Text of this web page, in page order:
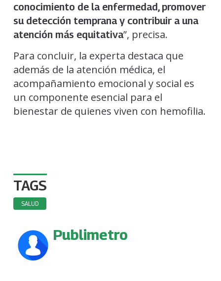
conocimiento de la enfermedad, promover
su detección temprana y contribuir a una
atención más equitativa”, precisa.
Para concluir, la experta destaca que
además de la atención médica, el
acompañamiento emocional y social es
un componente esencial para el
bienestar de quienes viven con hemofilia.
TAGS
SALUD
Publimetro